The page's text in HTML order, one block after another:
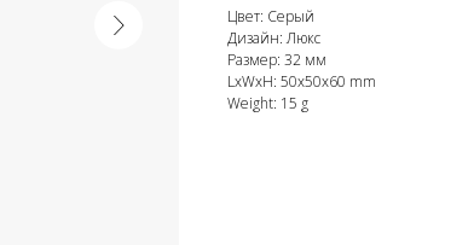
Цвет: Серый
Дизайн: Люкс
Размер: 32 мм
LxWxH: 50x50x60 mm
Weight: 15 g